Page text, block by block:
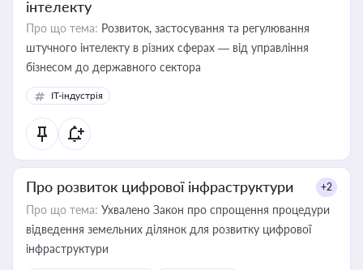
інтелекту
Про що тема: Розвиток, застосування та регулювання
штучного інтелекту в різних сферах — від управління
бізнесом до державного сектора
IT-індустрія
Про розвиток цифрової інфраструктури +2
Про що тема: Ухвалено Закон про спрощення процедури
відведення земельних ділянок для розвитку цифрової
інфраструктури